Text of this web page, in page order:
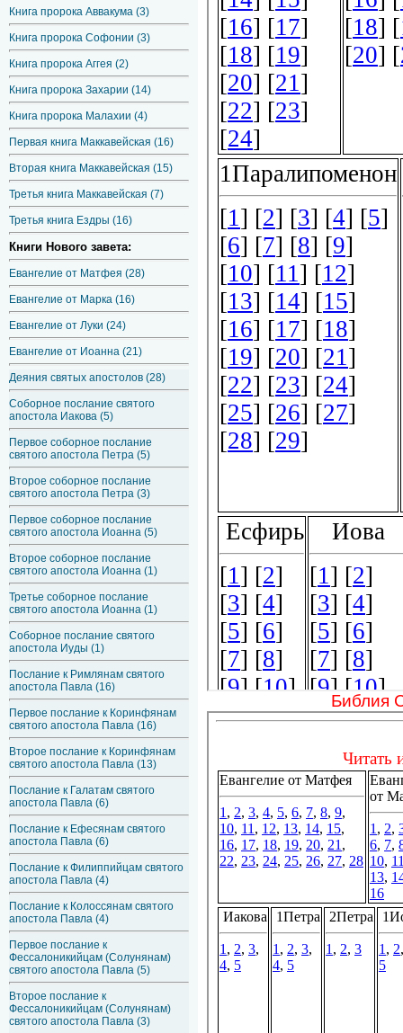
Книга пророка Аввакума (3)
Книга пророка Софонии (3)
Книга пророка Аггея (2)
Книга пророка Захарии (14)
Книга пророка Малахии (4)
Первая книга Маккавейская (16)
Вторая книга Маккавейская (15)
Третья книга Маккавейская (7)
Третья книга Ездры (16)
Книги Нового завета:
Евангелие от Матфея (28)
Евангелие от Марка (16)
Евангелие от Луки (24)
Евангелие от Иоанна (21)
Деяния святых апостолов (28)
Соборное послание святого
апостола Иакова (5)
Первое соборное послание
святого апостола Петра (5)
Второе соборное послание
святого апостола Петра (3)
Первое соборное послание
святого апостола Иоанна (5)
Второе соборное послание
святого апостола Иоанна (1)
Третье соборное послание
святого апостола Иоанна (1)
Соборное послание святого
апостола Иуды (1)
Послание к Римлянам святого
апостола Павла (16)
Первое послание к Коринфянам
святого апостола Павла (16)
Второе послание к Коринфянам
святого апостола Павла (13)
Послание к Галатам святого
апостола Павла (6)
Послание к Ефесянам святого
апостола Павла (6)
Послание к Филиппийцам святого
апостола Павла (4)
Послание к Колоссянам святого
апостола Павла (4)
Первое послание к
Фессалоникийцам (Солунянам)
святого апостола Павла (5)
Второе послание к
Фессалоникийцам (Солунянам)
святого апостола Павла (3)
Библия